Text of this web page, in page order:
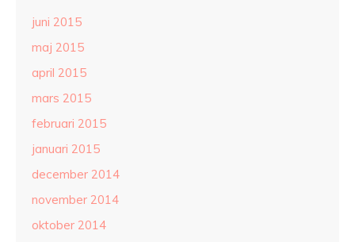
juni 2015
maj 2015
april 2015
mars 2015
februari 2015
januari 2015
december 2014
november 2014
oktober 2014